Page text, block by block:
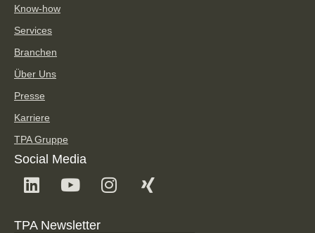
Know-how
Services
Branchen
Über Uns
Presse
Karriere
TPA Gruppe
Social Media
TPA Newsletter